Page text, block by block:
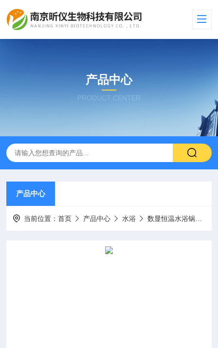
产品中心
PRODUCT CENTER
产品中心
当前位置：首页 产品中心 水浴 数显恒温水浴锅